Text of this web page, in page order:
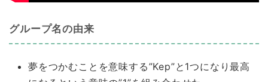
グループ名の由来
夢をつかむことを意味する”Kep”と1つになり最高